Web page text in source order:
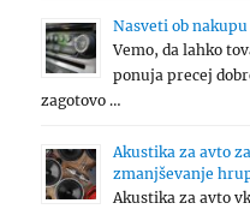
Nasveti ob
Vemo, da lahko
ponuja precej
zagotovo …
Akustika za avto
zmanjševanje
Akustika za avto